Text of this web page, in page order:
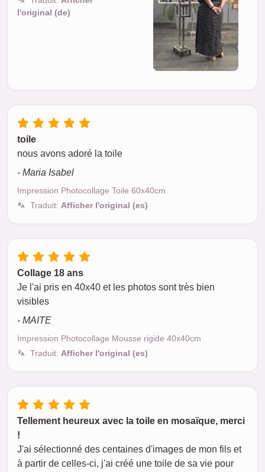
l'original (de)
toile
nous avons adoré la toile
- Maria Isabel
Impression Photocollage Toile 60x40cm
Traduit: Afficher l'original (es)
Collage 18 ans
Je l'ai pris en 40x40 et les photos sont très bien
visibles
- MAITE
Impression Photocollage Mousse rigide 40x40cm
Traduit: Afficher l'original (es)
Tellement heureux avec la toile en mosaïque, merci
!
J'ai sélectionné des centaines d'images de mon fils et
à partir de celles-ci, j'ai créé une toile de sa vie pour